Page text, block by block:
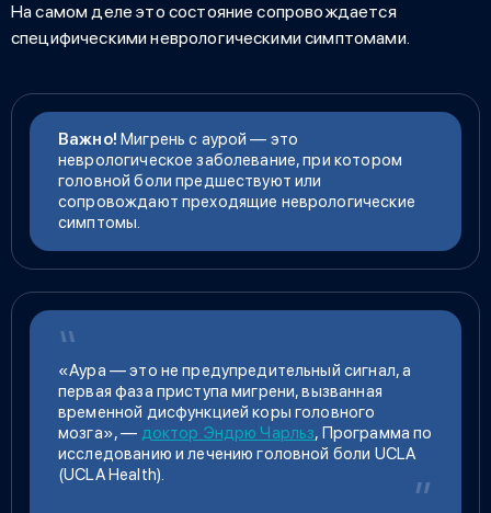
На самом деле это состояние сопровождается
специфическими неврологическими симптомами.
Важно!Мигрень с аурой — это
неврологическое заболевание, при котором
головной боли предшествуют или
сопровождают преходящие неврологические
симптомы.
«Аура — это не предупредительный сигнал, а
первая фаза приступа мигрени, вызванная
временной дисфункцией коры головного
мозга», — доктор Эндрю Чарльз, Программа по
исследованию и лечению головной боли UCLA
(UCLA Health).